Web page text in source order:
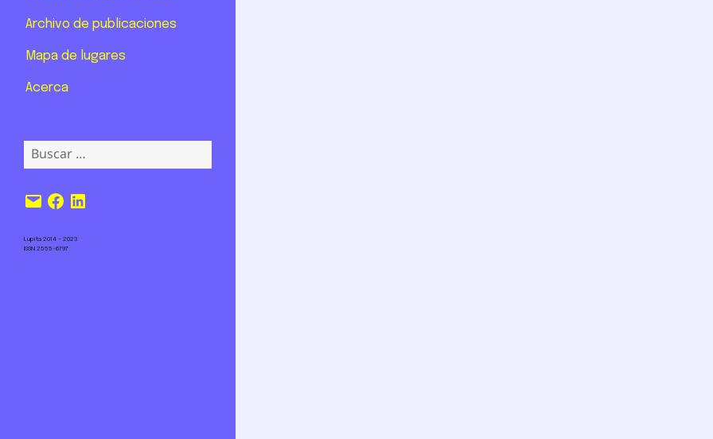
Archivo de publicaciones
Mapa de lugares
Acerca
Buscar:
Correo
electrónico
Facebook
LinkedIn
Lupita 2014 – 2023
ISSN 2555-6797